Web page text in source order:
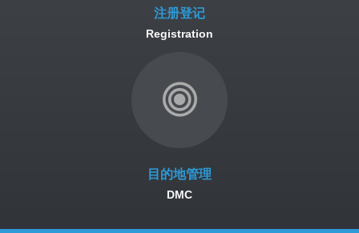
注册登记
Registration
目的地管理
DMC